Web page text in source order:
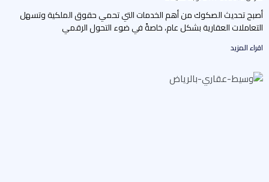
تحديث الصكوك من أهم الخدمات التي تحمي حقوق الملكية وتسهل
العقارية بشكل عام، خاصةً في ضوء التحول الرقمي
المزيد